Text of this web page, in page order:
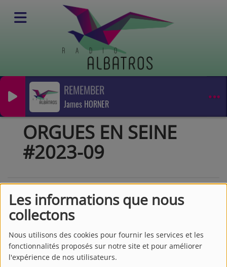
Les informations que nous
collectons
Nous utilisons des cookies pour fournir les services et les
fonctionnalités proposés sur notre site et pour améliorer
l'expérience de nos utilisateurs.
REMEMBER
James HORNER
Podcasts Orgues en Seine
ORGUES EN SEINE
#2023-09